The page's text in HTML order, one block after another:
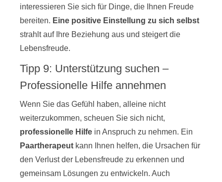
interessieren Sie sich für Dinge, die Ihnen Freude
bereiten. Eine positive Einstellung zu sich selbst
strahlt auf Ihre Beziehung aus und steigert die
Lebensfreude.
Tipp 9: Unterstützung suchen –
Professionelle Hilfe annehmen
Wenn Sie das Gefühl haben, alleine nicht
weiterzukommen, scheuen Sie sich nicht,
professionelle Hilfe in Anspruch zu nehmen. Ein
Paartherapeut kann Ihnen helfen, die Ursachen für
den Verlust der Lebensfreude zu erkennen und
gemeinsam Lösungen zu entwickeln. Auch